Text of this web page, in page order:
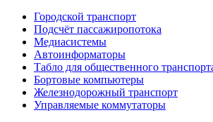
Городской транспорт
Подсчёт пассажиропотока
Медиасистемы
Автоинформаторы
Табло для общественного
Бортовые компьютеры
Железнодорожный транспорт
Управляемые коммутаторы